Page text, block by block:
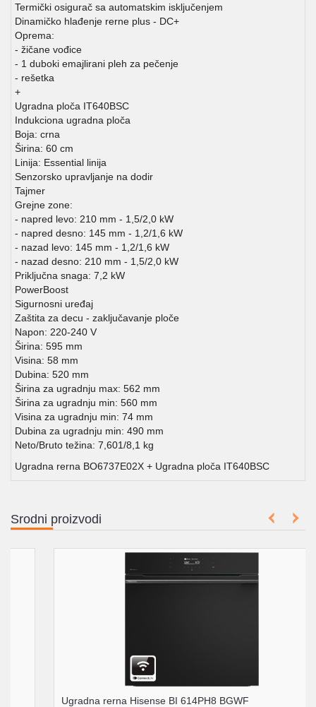
Termički osigurač sa automatskim isključenjem
Dinamičko hlađenje rerne plus - DC+
Oprema:
- žičane vođice
- 1 duboki emajlirani pleh za pečenje
- rešetka
+
Ugradna ploča IT640BSC
Indukciona ugradna ploča
Boja: crna
Širina: 60 cm
Linija: Essential linija
Senzorsko upravljanje na dodir
Tajmer
Grejne zone:
- napred levo: 210 mm - 1,5/2,0 kW
- napred desno: 145 mm - 1,2/1,6 kW
- nazad levo: 145 mm - 1,2/1,6 kW
- nazad desno: 210 mm - 1,5/2,0 kW
Priključna snaga: 7,2 kW
PowerBoost
Sigurnosni uređaj
Zaštita za decu - zaključavanje ploče
Napon: 220-240 V
Širina: 595 mm
Visina: 58 mm
Dubina: 520 mm
Širina za ugradnju max: 562 mm
Širina za ugradnju min: 560 mm
Visina za ugradnju min: 74 mm
Dubina za ugradnju min: 490 mm
Neto/Bruto težina: 7,601/8,1 kg
Ugradna rerna BO6737E02X + Ugradna ploča IT640BSC
Srodni proizvodi
Ugradna rerna Hisense BI 614PH8 BGWF